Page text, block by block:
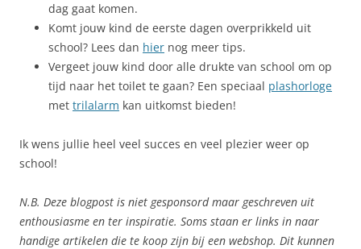
dag gaat komen.
Komt jouw kind de eerste dagen overprikkeld uit
school? Lees dan hier nog meer tips.
Vergeet jouw kind door alle drukte van school om op
tijd naar het toilet te gaan? Een speciaal plashorloge
met trilalarm kan uitkomst bieden!
Ik wens jullie heel veel succes en veel plezier weer op
school!
N.B. Deze blogpost is niet gesponsord maar geschreven uit
enthousiasme en ter inspiratie. Soms staan er links in naar
handige artikelen die te koop zijn bij een webshop. Dit kunnen